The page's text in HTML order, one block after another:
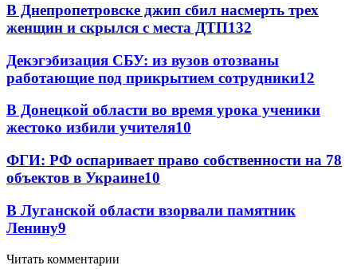
В Днепропетровске джип сбил насмерть трех
женщин и скрылся с места ДТП132
Декэгэбизация СБУ: из вузов отозваны
работающие под прикрытием сотрудники12
В Донецкой области во время урока ученики
жестоко избили учителя10
ФГИ: РФ оспаривает право собственности на 78
объектов в Украине10
В Луганской области взорвали памятник
Ленину9
Читать комментарии